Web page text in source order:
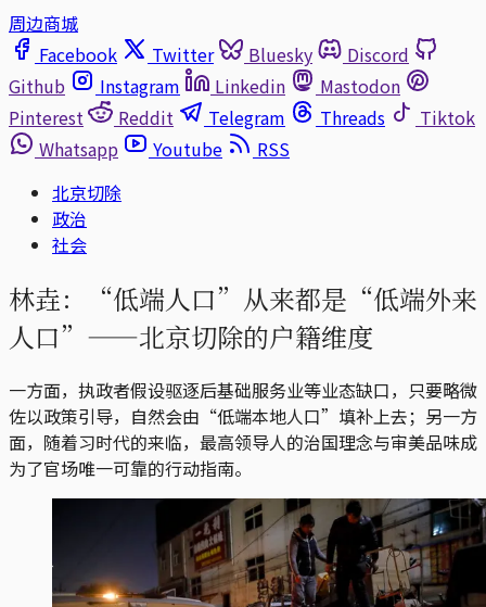
周边商城
Facebook
Twitter Bluesky
Discord
Github
Instagram Linkedin
Mastodon
Pinterest
Reddit Telegram Threads
Tiktok
Whatsapp
Youtube
RSS
北京切除
政治
社会
林垚：“低端人口”从来都是“低端外来
人口”——北京切除的户籍维度
一方面，执政者假设驱逐后基础服务业等业态缺口，只要略微
佐以政策引导，自然会由“低端本地人口”填补上去；另一方
面，随着习时代的来临，最高领导人的治国理念与审美品味成
为了官场唯一可靠的行动指南。